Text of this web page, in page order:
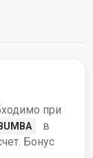
при
в
Бонус